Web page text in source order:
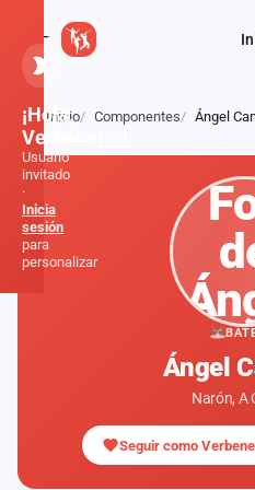
Atrás
Inicio Componentes Ángel
Ángel
Narón, A
Seguir como
¡Hola,
Verbener@!
Usuario
invitado
·
Inicia
sesión
para
personalizar
Formaciones